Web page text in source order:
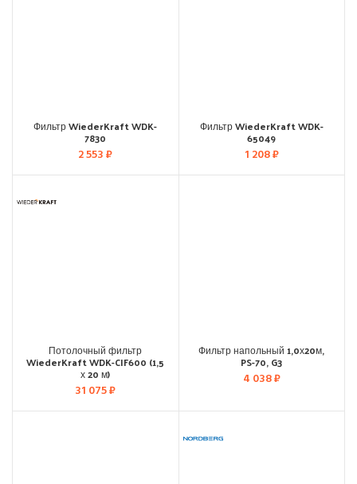
Фильтр WiederKraft WDK-
7830
2 553₽
Фильтр WiederKraft WDK-
65049
1 208₽
Потолочный фильтр
WiederKraft WDK-CIF600 (1,5
х 20 м)
31 075₽
Фильтр напольный 1,0х20м,
PS-70, G3
4 038₽